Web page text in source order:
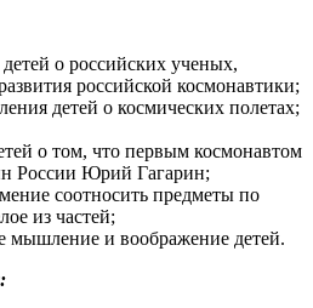
о российских ученых,
российской космонавтики;
детей о космических полетах;
о том, что первым космонавтом
России Юрий Гагарин;
соотносить предметы по
из частей;
мышление и воображение детей.